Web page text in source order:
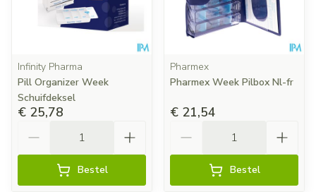
Infinity Pharma
Pill Organizer Week
Schuifdeksel
€ 25,78
Bestel
Pharmex
Pharmex Week Pilbox Nl-fr
€ 21,54
Bestel